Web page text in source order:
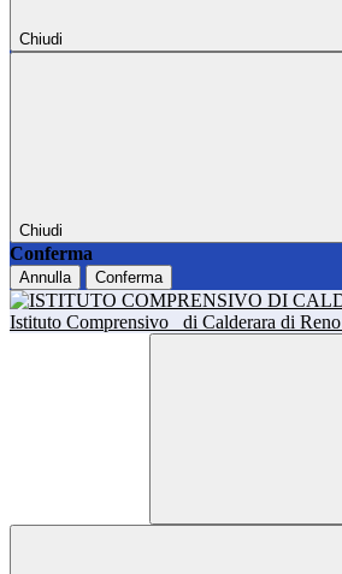
Chiudi
Chiudi
Conferma
Annulla Conferma
Istituto Comprensivo di Calderara di Reno